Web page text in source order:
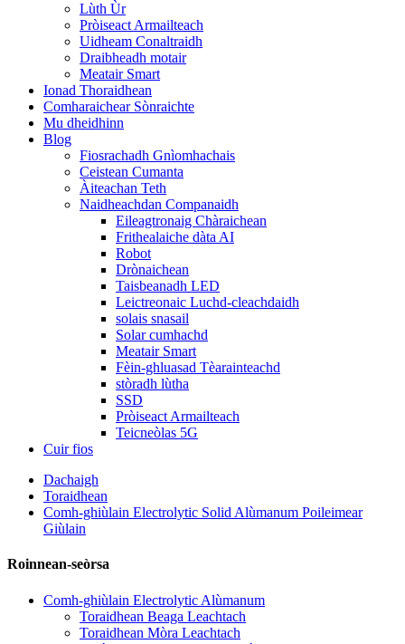
Lùth Ùr
Pròiseact Armailteach
Uidheam Conaltraidh
Draibheadh ​​​​​​motair
Meatair Smart
Ionad Thoraidhean
Comharaichear Sònraichte
Mu dheidhinn
Blog
Fiosrachadh Gnìomhachais
Ceistean Cumanta
Àiteachan Teth
Naidheachdan Companaidh
Eileagtronaig Chàraichean
Frithealaiche dàta AI
Robot
Drònaichean
Taisbeanadh LED
Leictreonaic Luchd-cleachdaidh
solais snasail
Solar cumhachd
Meatair Smart
Fèin-ghluasad Tèarainteachd
stòradh lùtha
SSD
Pròiseact Armailteach
Teicneòlas 5G
Cuir fios
Dachaigh
Toraidhean
Comh-ghiùlain Electrolytic Solid Alùmanum Poileimear
Giùlain
Roinnean-seòrsa
Comh-ghiùlain Electrolytic Alùmanum
Toraidhean Beaga Leachtach
Toraidhean Mòra Leachtach